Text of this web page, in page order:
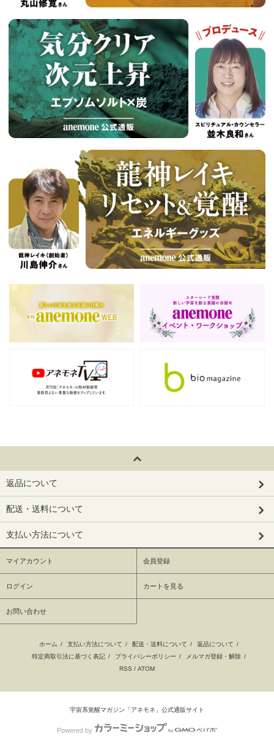
返品について
配送・送料について
支払い方法について
マイアカウント 会員登録
ログイン カートを見る
お問い合わせ
ホーム / 支払い方法について / 配送・送料について / 返品について /
特定商取引法に基づく表記 / プライバシーポリシー / メルマガ登録・解除 /
RSS / ATOM
宇宙系覚醒マガジン「アネモネ」公式通販サイト
Powered by